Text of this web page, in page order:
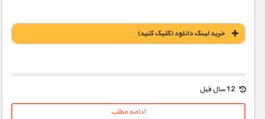
خريد لينک دانلود (کليک کنيد)
1900 تومان – خريد لينک دانلود (افزودن به سبد خريد)
ادامه مطلب